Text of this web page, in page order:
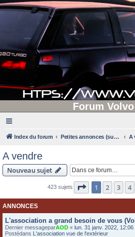
Forum
Index du forum Petites annonces (supprimées après 90 jours d'inactivité) A
A vendre
Nouveau sujet
423 sujets Page 1sur17
1 2 3 4
ANNONCES
L'association a grand besoin de vous
Dernier messageparAOD « lun. 31 janv. 2022, 12:06
Postédans L'association vue de l'extérieur